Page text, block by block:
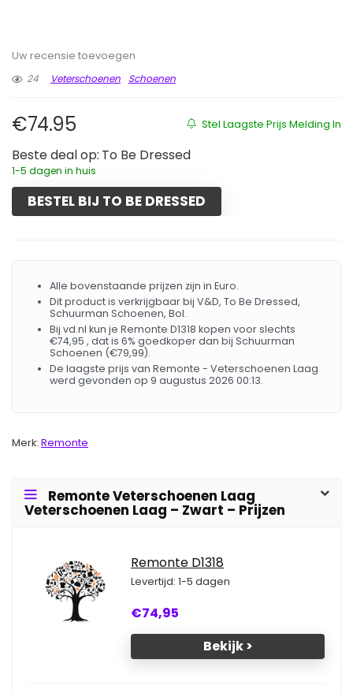
Uw recensie toevoegen
24
Veterschoenen Schoenen
Stel Laagste Prijs Melding In
€74.95
Beste deal op: To Be Dressed
1-5 dagen in huis
BESTEL BIJ TO BE DRESSED
Alle bovenstaande prijzen zijn in Euro.
Dit product is verkrijgbaar bij V&D, To Be Dressed,
Schuurman Schoenen, Bol.
Bij vd.nl kun je Remonte D1318 kopen voor slechts
€74,95 , dat is 6% goedkoper dan bij Schuurman
Schoenen (€79,99).
De laagste prijs van Remonte - Veterschoenen Laag
werd gevonden op 9 augustus 2026 00:13.
Merk: Remonte
Remonte Veterschoenen Laag
Veterschoenen Laag – Zwart – Prijzen
Remonte D1318
Levertijd: 1-5 dagen
€74,95
Bekijk >